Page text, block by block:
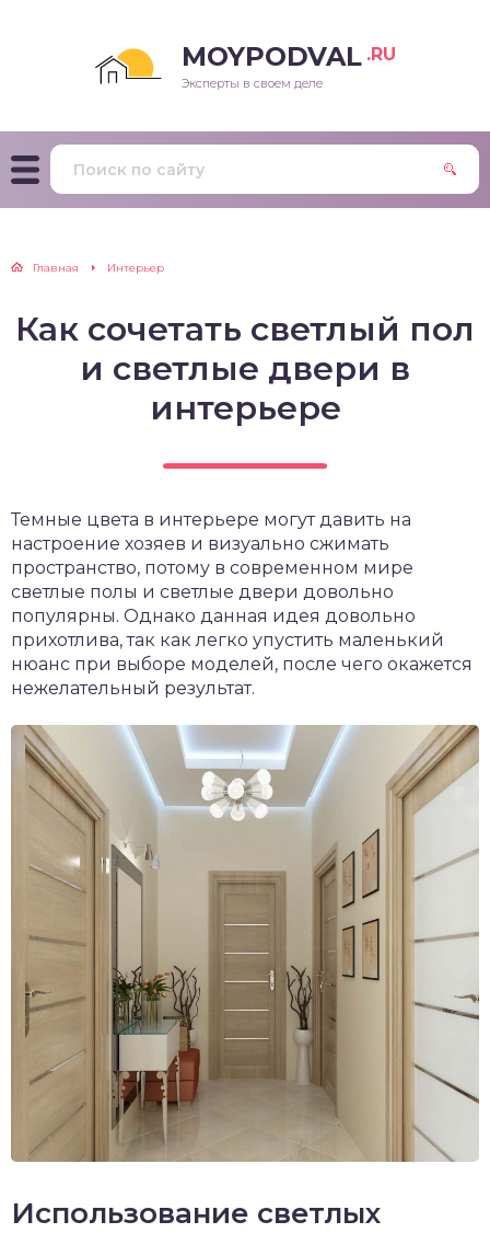
MOYPODVAL .RU
Эксперты в своем деле
Главная Интерьер
Как сочетать светлый пол
и светлые двери в
интерьере
Темные цвета в интерьере могут давить на
настроение хозяев и визуально сжимать
пространство, потому в современном мире
светлые полы и светлые двери довольно
популярны. Однако данная идея довольно
прихотлива, так как легко упустить маленький
нюанс при выборе моделей, после чего окажется
нежелательный результат.
Использование светлых